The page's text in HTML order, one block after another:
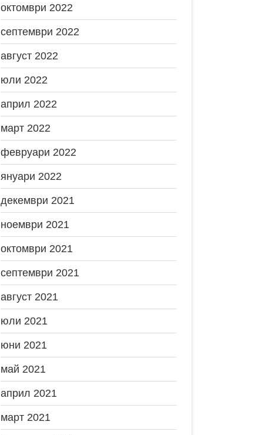
октомври 2022
септември 2022
август 2022
юли 2022
април 2022
март 2022
февруари 2022
януари 2022
декември 2021
ноември 2021
октомври 2021
септември 2021
август 2021
юли 2021
юни 2021
май 2021
април 2021
март 2021